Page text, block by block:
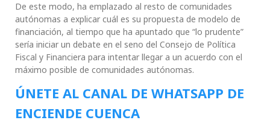
De este modo, ha emplazado al resto de comunidades
autónomas a explicar cuál es su propuesta de modelo de
financiación, al tiempo que ha apuntado que “lo prudente”
sería iniciar un debate en el seno del Consejo de Política
Fiscal y Financiera para intentar llegar a un acuerdo con el
máximo posible de comunidades autónomas.
ÚNETE AL CANAL DE WHATSAPP DE
ENCIENDE CUENCA